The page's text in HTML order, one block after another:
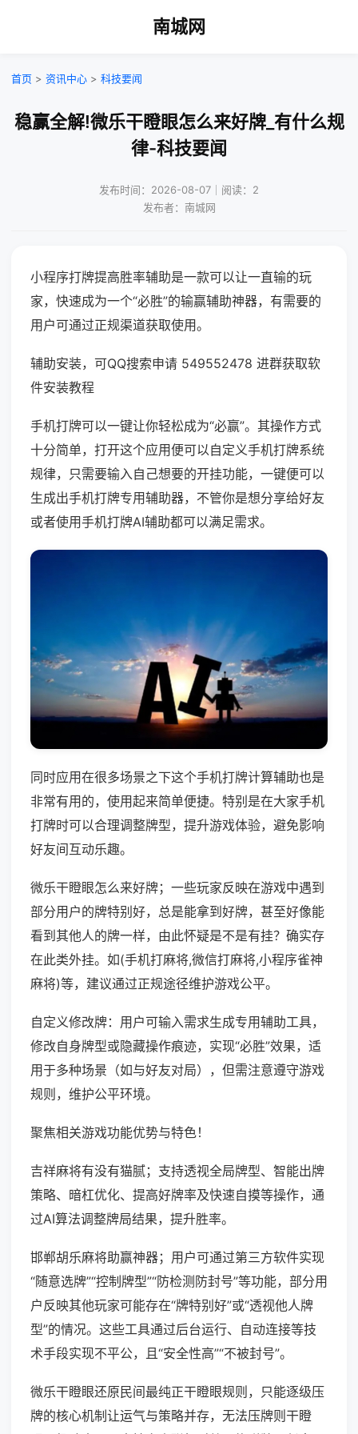
南城网
首页 > 资讯中心 > 科技要闻
稳赢全解!微乐干瞪眼怎么来好牌_有什么规
律-科技要闻
发布时间：2026-08-07｜阅读：2
发布者：南城网
小程序打牌提高胜率辅助是一款可以让一直输的玩
家，快速成为一个“必胜”的输赢辅助神器，有需要的
用户可通过正规渠道获取使用。
辅助安装，可QQ搜索申请 549552478 进群获取软
件安装教程
手机打牌可以一键让你轻松成为“必赢”。其操作方式
十分简单，打开这个应用便可以自定义手机打牌系统
规律，只需要输入自己想要的开挂功能，一键便可以
生成出手机打牌专用辅助器，不管你是想分享给好友
或者使用手机打牌AI辅助都可以满足需求。
同时应用在很多场景之下这个手机打牌计算辅助也是
非常有用的，使用起来简单便捷。特别是在大家手机
打牌时可以合理调整牌型，提升游戏体验，避免影响
好友间互动乐趣。
微乐干瞪眼怎么来好牌；一些玩家反映在游戏中遇到
部分用户的牌特别好，总是能拿到好牌，甚至好像能
看到其他人的牌一样，由此怀疑是不是有挂？确实存
在此类外挂。如(手机打麻将,微信打麻将,小程序雀神
麻将)等，建议通过正规途径维护游戏公平。
自定义修改牌：用户可输入需求生成专用辅助工具，
修改自身牌型或隐藏操作痕迹，实现“必胜”效果，适
用于多种场景（如与好友对局），但需注意遵守游戏
规则，维护公平环境。
聚焦相关游戏功能优势与特色！
吉祥麻将有没有猫腻；支持透视全局牌型、智能出牌
策略、暗杠优化、提高好牌率及快速自摸等操作，通
过AI算法调整牌局结果，提升胜率。
邯郸胡乐麻将助赢神器；用户可通过第三方软件实现
“随意选牌”“控制牌型”“防检测防封号”等功能，部分用
户反映其他玩家可能存在“牌特别好”或“透视他人牌
型”的情况。这些工具通过后台运行、自动连接等技
术手段实现不平公，且“安全性高”“不被封号”。
微乐干瞪眼还原民间最纯正干瞪眼规则，只能逐级压
牌的核心机制让运气与策略并存，无法压牌则干瞪